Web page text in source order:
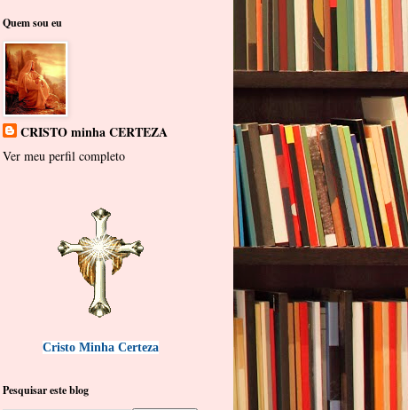
Quem sou eu
CRISTO minha CERTEZA
Ver meu perfil completo
Cristo Minha Certeza
Pesquisar este blog